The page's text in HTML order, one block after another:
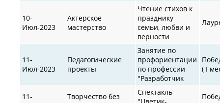
10-
Июл-2023
Актерское
мастерство
Чтение стихов к
празднику
семьи, любви и
верности
11-
Июл-2023
Педагогические
проекты
Занятие по
профориентации
по профессии
"Разработчик
( I
11-
Творчество без
Спектакль